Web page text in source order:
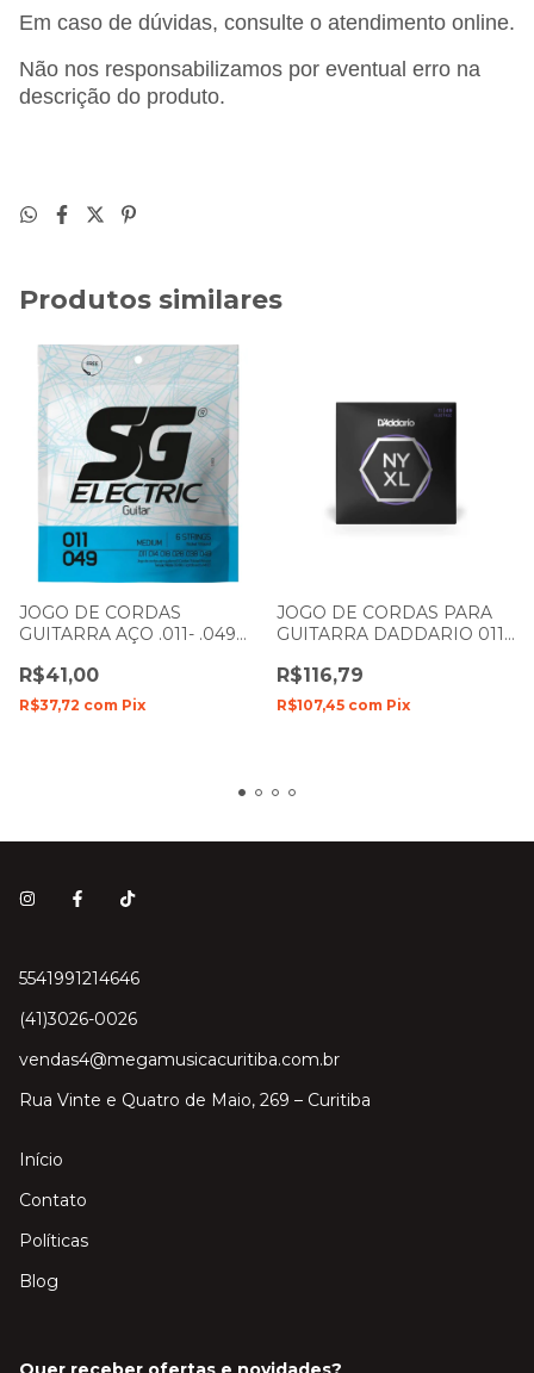
Em caso de dúvidas, consulte o atendimento online.
Não nos responsabilizamos por eventual erro na
descrição do produto.
Produtos similares
JOGO DE CORDAS
GUITARRA AÇO .011- .049
R$41,00
R$37,72 com Pix
JOGO DE CORDAS PARA
GUITARRA DADDARIO 011-
R$116,79
R$107,45 com Pix
5541991214646
(41)3026-0026
vendas4@megamusicacuritiba.com.br
Rua Vinte e Quatro de Maio, 269 – Curitiba
Início
Contato
Políticas
Blog